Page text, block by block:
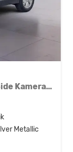
1.5 eTSI 110 kW Trend AHK Lane+Side Kamera VZE
Metallic